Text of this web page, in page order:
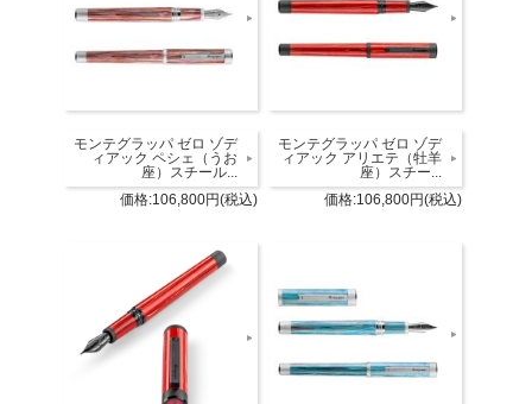
モンテグラッパ ゼロ ゾデ
ィアック ペシェ（うお
座）スチール...
価格:106,800円(税込)
モンテグラッパ ゼロ ゾデ
ィアック アリエテ（牡羊
座）スチー...
価格:106,800円(税込)